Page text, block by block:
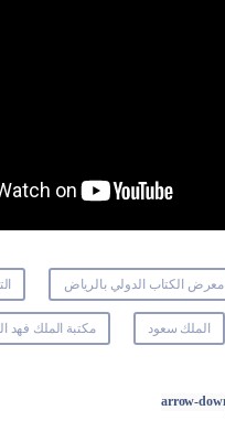
معرض الكتاب الدولي بالرياض
الملك سعود مكتبة الملك فهد